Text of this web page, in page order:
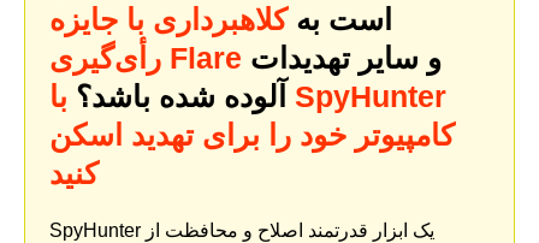
است بهکلاهبرداری با جایزه
رأی‌گیری Flare
آلوده شده باشد؟ با SpyHunter
کامپیوتر خود را برای تهدید اسکن
کنید
SpyHunter یک ابزار قدرتمند اصلاح و محافظت از